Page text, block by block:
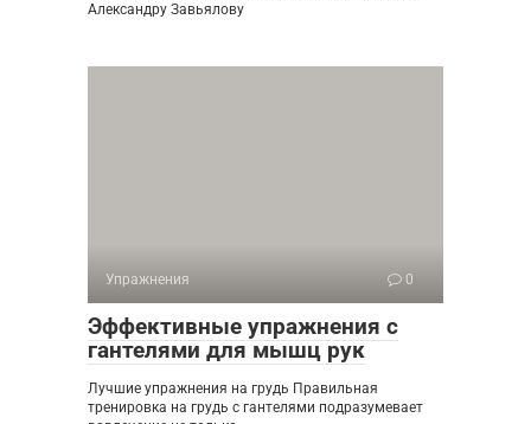
Александру Завьялову
Упражнения 0
Эффективные упражнения с
гантелями для мышц рук
Лучшие упражнения на грудь Правильная
тренировка на грудь с гантелями подразумевает